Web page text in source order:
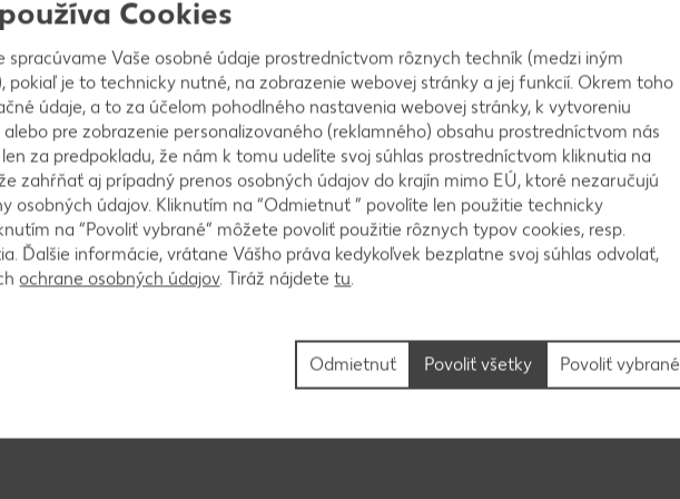
hrsť mandľových lupienkov, hrsť brusníc a kôru z BIO
objem.
na 4 rovnaké časti. Z každej vyvaľkáme asi 30 cm dlhý
mazanec pletený nechceme, stačí ak premiesené cesto
pečením ho potrieme vajíčkom a poriadne posypeme
Cookies
spracúvame Vaše osobné údaje prostredníctvom rôznych techník (medzi iným
pokiaľ je to technicky nutné, na zobrazenie webovej stránky a jej funkcií. Okrem toho
údaje, a to za účelom pohodlného nastavenia webovej stránky, k vytvoreniu
pre zobrazenie personalizovaného (reklamného) obsahu prostredníctvom nás
za predpokladu, že nám k tomu udelíte svoj súhlas prostredníctvom kliknutia na
zahŕňať aj prípadný prenos osobných údajov do krajín mimo EÚ, ktoré nezaručujú
osobných údajov. Kliknutím na “Odmietnuť ” povolíte len použitie technicky
na “Povoliť vybrané” môžete povoliť použitie rôznych typov cookies, resp.
Ďalšie informácie, vrátane Vášho práva kedykoľvek bezplatne svoj súhlas odvolať,
ochrane osobných údajov. Tiráž nájdetetu.
Povoliť vybrané
Odmietnuť Povoliť všetky